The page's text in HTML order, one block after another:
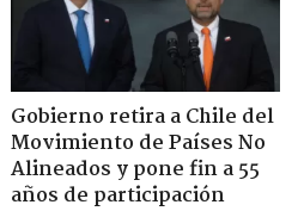
Gobierno retira a Chile del
Movimiento de Países No
Alineados y pone fin a 55
años de participación